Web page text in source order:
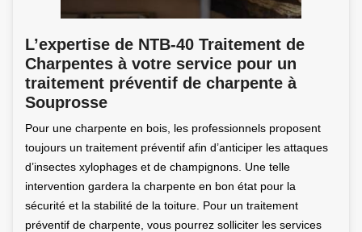
L’expertise de NTB-40 Traitement de
Charpentes à votre service pour un
traitement préventif de charpente à
Souprosse
Pour une charpente en bois, les professionnels proposent
toujours un traitement préventif afin d’anticiper les attaques
d’insectes xylophages et de champignons. Une telle
intervention gardera la charpente en bon état pour la
sécurité et la stabilité de la toiture. Pour un traitement
préventif de charpente, vous pourrez solliciter les services